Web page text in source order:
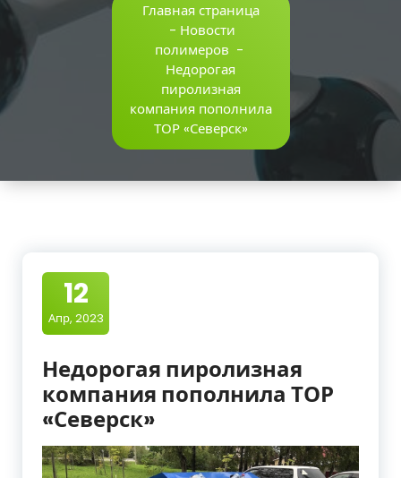
Главная страница
- Новости
полимеров -
Недорогая
пиролизная
компания пополнила
ТОР «Северск»
12
Апр, 2023
Недорогая пиролизная
компания пополнила ТОР
«Северск»